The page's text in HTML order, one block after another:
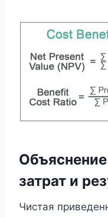
затрат и
Чистая